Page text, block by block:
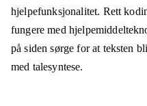
hjelpefunksjonalitet. Rett
fungere med
på siden sørge for at teksten
med talesyntese.